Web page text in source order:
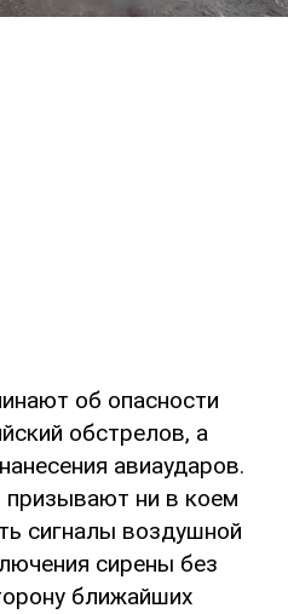
об опасности
обстрелов, а
авиаударов.
ни в коем
сигналы воздушной
сирены без
ближайших